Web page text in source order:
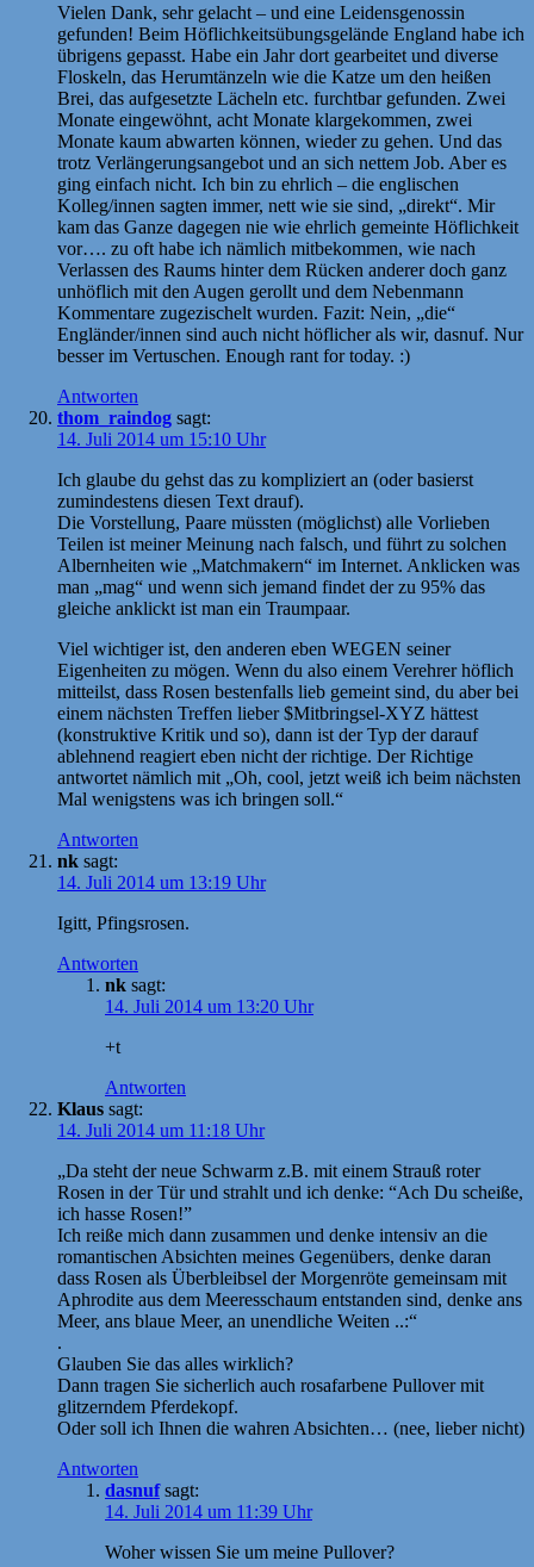
Vielen Dank, sehr gelacht – und eine Leidensgenossin
gefunden! Beim Höflichkeitsübungsgelände England habe ich
übrigens gepasst. Habe ein Jahr dort gearbeitet und diverse
Floskeln, das Herumtänzeln wie die Katze um den heißen
Brei, das aufgesetzte Lächeln etc. furchtbar gefunden. Zwei
Monate eingewöhnt, acht Monate klargekommen, zwei
Monate kaum abwarten können, wieder zu gehen. Und das
trotz Verlängerungsangebot und an sich nettem Job. Aber es
ging einfach nicht. Ich bin zu ehrlich – die englischen
Kolleg/innen sagten immer, nett wie sie sind, „direkt“. Mir
kam das Ganze dagegen nie wie ehrlich gemeinte Höflichkeit
vor…. zu oft habe ich nämlich mitbekommen, wie nach
Verlassen des Raums hinter dem Rücken anderer doch ganz
unhöflich mit den Augen gerollt und dem Nebenmann
Kommentare zugezischelt wurden. Fazit: Nein, „die“
Engländer/innen sind auch nicht höflicher als wir, dasnuf. Nur
besser im Vertuschen. Enough rant for today. :)
Antworten
thom_raindog sagt:
14. Juli 2014 um 15:10 Uhr
Ich glaube du gehst das zu kompliziert an (oder basierst
zumindestens diesen Text drauf).
Die Vorstellung, Paare müssten (möglichst) alle Vorlieben
Teilen ist meiner Meinung nach falsch, und führt zu solchen
Albernheiten wie „Matchmakern“ im Internet. Anklicken was
man „mag“ und wenn sich jemand findet der zu 95% das
gleiche anklickt ist man ein Traumpaar.
Viel wichtiger ist, den anderen eben WEGEN seiner
Eigenheiten zu mögen. Wenn du also einem Verehrer höflich
mitteilst, dass Rosen bestenfalls lieb gemeint sind, du aber bei
einem nächsten Treffen lieber $Mitbringsel-XYZ hättest
(konstruktive Kritik und so), dann ist der Typ der darauf
ablehnend reagiert eben nicht der richtige. Der Richtige
antwortet nämlich mit „Oh, cool, jetzt weiß ich beim nächsten
Mal wenigstens was ich bringen soll.“
Antworten
nk sagt:
14. Juli 2014 um 13:19 Uhr
Igitt, Pfingsrosen.
Antworten
nk sagt:
14. Juli 2014 um 13:20 Uhr
+t
Antworten
Klaus sagt:
14. Juli 2014 um 11:18 Uhr
„Da steht der neue Schwarm z.B. mit einem Strauß roter
Rosen in der Tür und strahlt und ich denke: “Ach Du scheiße,
ich hasse Rosen!”
Ich reiße mich dann zusammen und denke intensiv an die
romantischen Absichten meines Gegenübers, denke daran
dass Rosen als Überbleibsel der Morgenröte gemeinsam mit
Aphrodite aus dem Meeresschaum entstanden sind, denke ans
Meer, ans blaue Meer, an unendliche Weiten ..:“
.
Glauben Sie das alles wirklich?
Dann tragen Sie sicherlich auch rosafarbene Pullover mit
glitzerndem Pferdekopf.
Oder soll ich Ihnen die wahren Absichten… (nee, lieber nicht)
Antworten
dasnuf sagt:
14. Juli 2014 um 11:39 Uhr
Woher wissen Sie um meine Pullover?